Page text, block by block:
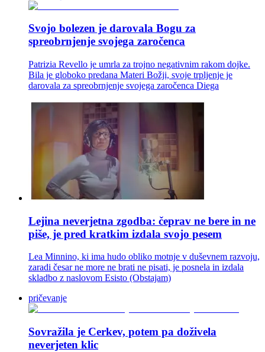
Svojo bolezen je darovala Bogu za
spreobrnjenje svojega zaročenca
Patrizia Revello je umrla za trojno negativnim rakom dojke.
Bila je globoko predana Materi Božji, svoje trpljenje je
darovala za spreobrnjenje svojega zaročenca Diega
Lejina neverjetna zgodba: čeprav ne bere in ne
piše, je pred kratkim izdala svojo pesem
Lea Minnino, ki ima hudo obliko motnje v duševnem razvoju,
zaradi česar ne more ne brati ne pisati, je posnela in izdala
skladbo z naslovom Esisto (Obstajam)
pričevanje
Sovražila je Cerkev, potem pa doživela
neverjeten klic